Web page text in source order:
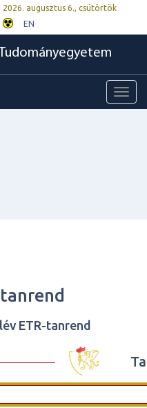
2026. augusztus 6., csütörtök
EN
ETR-tanrend